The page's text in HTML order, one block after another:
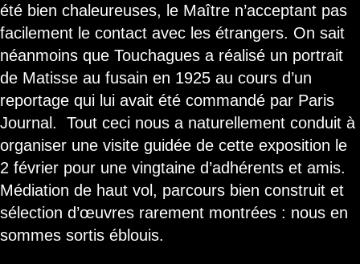
été bien chaleureuses, le Maître n’acceptant pas
facilement le contact avec les étrangers. On sait
néanmoins que Touchagues a réalisé un portrait
de Matisse au fusain en 1925 au cours d’un
reportage qui lui avait été commandé par Paris
Journal. Tout ceci nous a naturellement conduit à
organiser une visite guidée de cette exposition le
2 février pour une vingtaine d’adhérents et amis.
Médiation de haut vol, parcours bien construit et
sélection d’œuvres rarement montrées : nous en
sommes sortis éblouis.